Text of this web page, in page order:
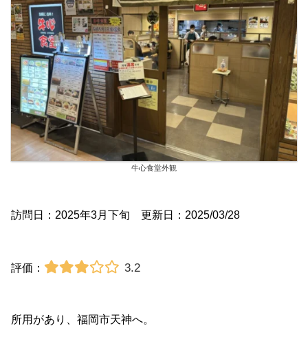
牛心食堂外観
訪問日：2025年3月下旬 更新日：2025/03/28
評価： 3.2
所用があり、福岡市天神へ。